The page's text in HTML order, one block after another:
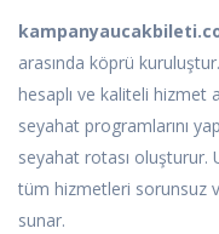
arasında köprü
hesaplı ve kaliteli hizmet
seyahat programlarını
seyahat rotası oluşturur.
tüm hizmetleri sorunsuz
sunar.